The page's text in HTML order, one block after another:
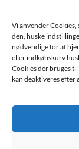
Vi anvender Cookies,
den, huske
nødvendige for at
eller indkøbskurv
Cookies der bruges
kan deaktiveres efter